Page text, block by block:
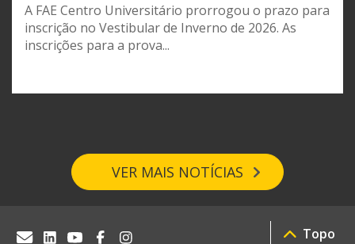
A FAE Centro Universitário prorrogou o prazo para
inscrição no Vestibular de Inverno de 2026. As
inscrições para a prova...
VER MAIS NOTÍCIAS
Topo